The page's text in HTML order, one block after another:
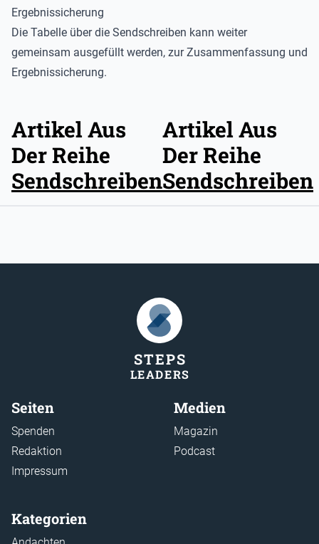
Ergebnissicherung
Die Tabelle über die Sendschreiben kann weiter
gemeinsam ausgefüllt werden, zur Zusammenfassung und
Ergebnissicherung.
Artikel Aus
Der Reihe
Sendschreiben
Artikel Aus
Der Reihe
Sendschreiben
STEPS
LEADERS
Seiten
Spenden
Redaktion
Impressum
Medien
Magazin
Podcast
Kategorien